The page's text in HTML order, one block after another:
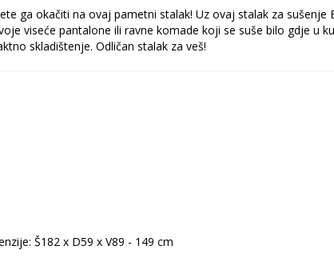
ga okačiti na ovaj pametni stalak! Uz ovaj stalak za sušenje
viseće pantalone ili ravne komade koji se suše bilo gdje u
skladištenje. Odličan stalak za veš!
Š182 x D59 x V89 - 149 cm